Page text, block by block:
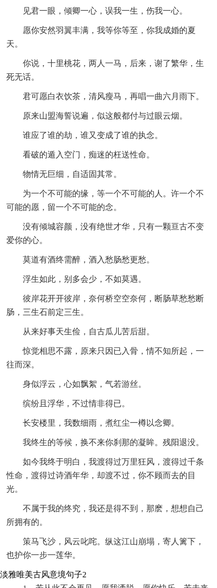
见君一眼，倾卿一心，误我一生，伤我一心。
愿你安然羽翼丰满，我等你等至，你我成婚的夏
天。
你说，十里桃花，两人一马，后来，谢了繁华，生
死无话。
君可愿白衣饮茶，清风瘦马，再唱一曲六月雨下。
原来山盟海誓说遍，似这般都付与过眼云烟。
谁应了谁的劫，谁又变成了谁的执念。
看破的遁入空门，痴迷的枉送性命。
物情无巨细，自适固其常。
为一个不可能的缘，等一个不可能的人。许一个不
可能的愿，留一个不可能的念。
没有倾城容颜，没有绝世才华，只有一颗亘古不变
爱你的心。
莫道有酒终需醉，酒入愁肠愁更愁。
浮生如此，别多会少，不如莫遇。
彼岸花开开彼岸，奈何桥空空奈何，断肠草愁愁断
肠，三生石前定三生。
从来好事天生俭，自古瓜儿苦后甜。
惊觉相思不露，原来只因已入骨，情不知所起，一
往而深。
身似浮云，心如飘絮，气若游丝。
缤纷且浮华，不过情非得已。
长安楼里，我数细雨，煮红尘一樽以念卿。
我终生的等候，换不来你刹那的凝眸。残阳退没。
如今我终于明白，我渡得过万里狂风，渡得过千条
性命，渡得过诗酒年华，却渡不过，你不顾而去的目
光。
不属于我的终究，我还是得不到，那麽，想想自己
所拥有的。
策马飞沙，风云叱咤。纵这江山崩塌，寄人篱下，
也护你一步一莲华。
淡雅唯美古风意境句子2